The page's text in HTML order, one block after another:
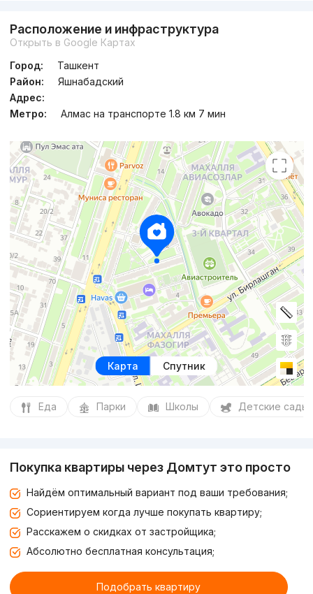
Расположение и инфраструктура
Открыть в Google Картах
Город:
Ташкент
Район:
Яшнабадский
Адрес:
Метро:
Алмас на транспорте 1.8 км 7 мин
Карта Спутник
Еда Парки Школы Детские сады
Покупка квартиры через Домтут это просто
Найдём оптимальный вариант под ваши требования;
Сориентируем когда лучше покупать квартиру;
Расскажем о скидках от застройщика;
Абсолютно бесплатная консультация;
Подобрать квартиру